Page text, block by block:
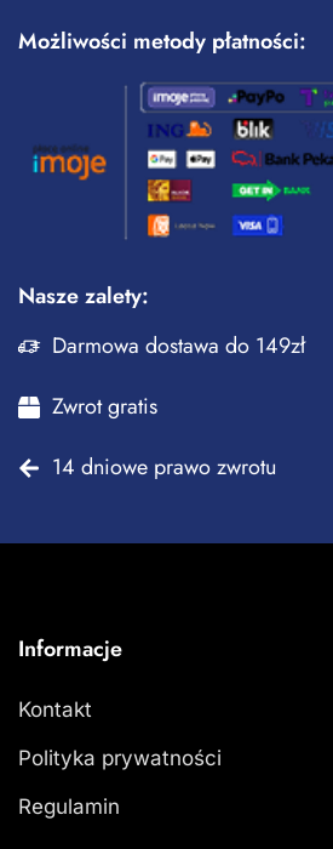
Możliwości metody płatności:
Nasze zalety:
Darmowa dostawa do 149zł
Zwrot gratis
14 dniowe prawo zwrotu
Informacje
Kontakt
Polityka prywatności
Regulamin